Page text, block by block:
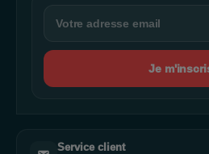
Je
Service client